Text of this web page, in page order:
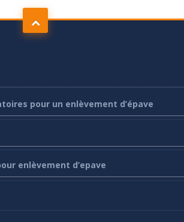
pour un enlèvement d’épave
enlèvement d’epave